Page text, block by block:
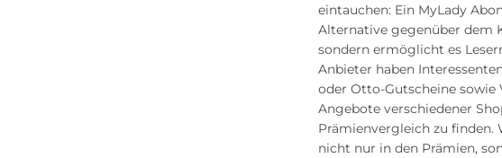
eintauchen: Ein MyLady
Alternative gegenüber dem
sondern ermöglicht es
Anbieter haben
oder Otto-Gutscheine sowie
Angebote verschiedener
Prämienvergleich zu finden.
nicht nur in den Prämien,